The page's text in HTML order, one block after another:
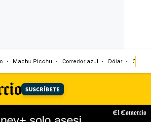
Machu Picchu Corredor azul Dólar
SUSCRÍBETE